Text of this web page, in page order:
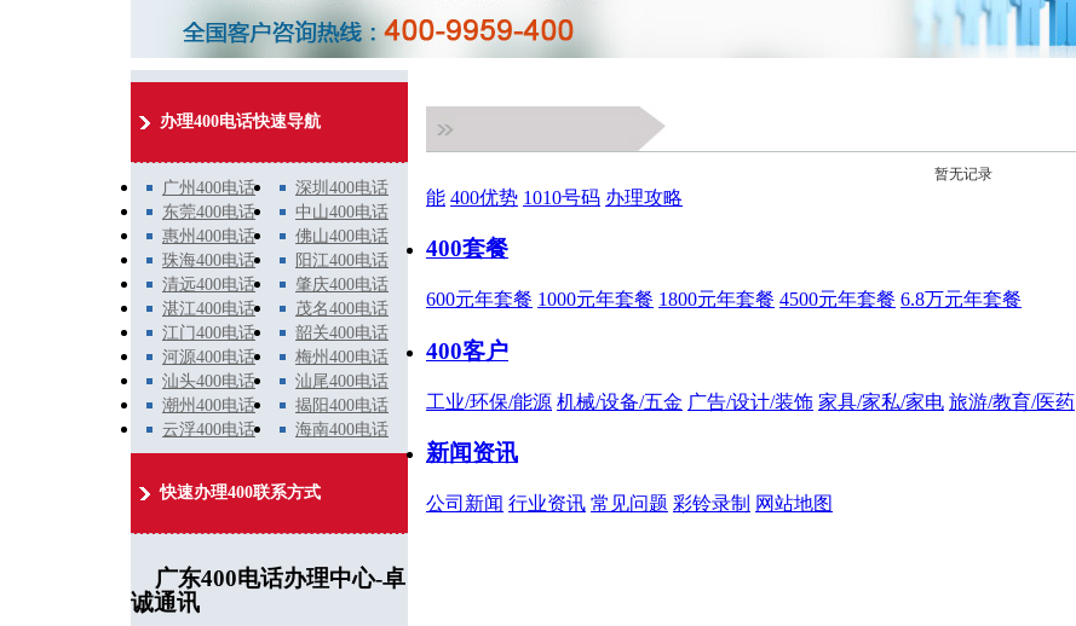
办理400电话快速导航
广州400电话
深圳400电话
东莞400电话
中山400电话
惠州400电话
佛山400电话
珠海400电话
阳江400电话
清远400电话
肇庆400电话
湛江400电话
茂名400电话
江门400电话
韶关400电话
河源400电话
梅州400电话
汕头400电话
汕尾400电话
潮州400电话
揭阳400电话
云浮400电话
海南400电话
快速办理400联系方式
广东400电话办理中心-卓
诚通讯
暂无记录
能 400优势 1010号码 办理攻略
400套餐
600元年套餐 1000元年套餐 1800元年套餐 4500元年套餐 6.8万元年套餐
400客户
工业/环保/能源 机械/设备/五金 广告/设计/装饰 家具/家私/家电 旅游/教育/医药
新闻资讯
公司新闻 行业资讯 常见问题 彩铃录制 网站地图